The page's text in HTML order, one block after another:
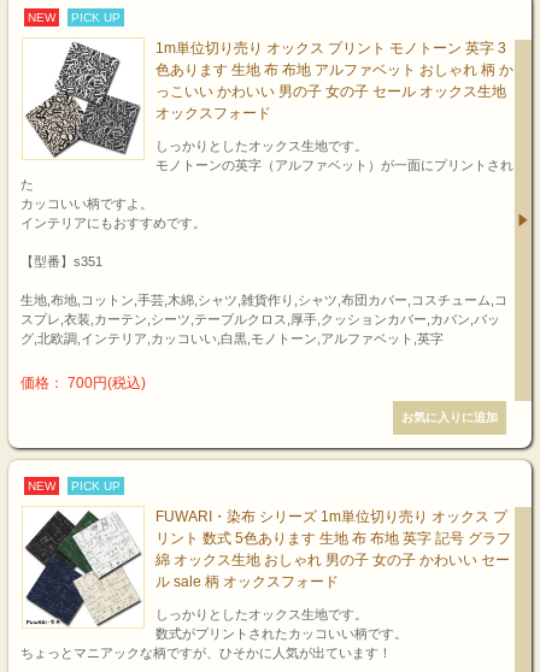
NEW PICK UP
1m単位切り売り オックス プリント モノトーン 英字 3
色あります 生地 布 布地 アルファベット おしゃれ 柄 か
っこいい かわいい 男の子 女の子 セール オックス生地
オックスフォード
しっかりとしたオックス生地です。
モノトーンの英字（アルファベット）が一面にプリントされ
た
カッコいい柄ですよ。
インテリアにもおすすめです。
【型番】s351
生地,布地,コットン,手芸,木綿,シャツ,雑貨作り,シャツ,布団カバー,コスチューム,コ
スプレ,衣装,カーテン,シーツ,テーブルクロス,厚手,クッションカバー,カバン,バッ
グ,北欧調,インテリア,カッコいい,白黒,モノトーン,アルファベット,英字
価格： 700円(税込)
NEW PICK UP
FUWARI・染布 シリーズ 1m単位切り売り オックス プ
リント 数式 5色あります 生地 布 布地 英字 記号 グラフ
綿 オックス生地 おしゃれ 男の子 女の子 かわいい セー
ル sale 柄 オックスフォード
しっかりとしたオックス生地です。
数式がプリントされたカッコいい柄です。
ちょっとマニアックな柄ですが、ひそかに人気が出ています！